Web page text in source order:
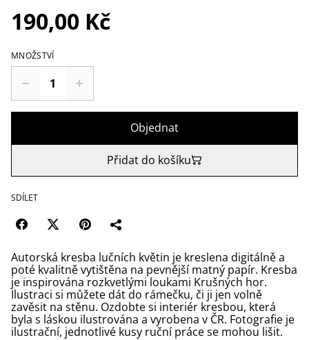
190,00 Kč
MNOŽSTVÍ
Objednat
Přidat do košíku
SDÍLET
Autorská kresba lučních květin je kreslena digitálně a
poté kvalitně vytištěna na pevnější matný papír. Kresba
je inspirována rozkvetlými loukami Krušných hor.
Ilustraci si můžete dát do rámečku, či ji jen volně
zavěsit na stěnu. Ozdobte si interiér kresbou, která
byla s láskou ilustrována a vyrobena v ČR. Fotografie je
ilustrační, jednotlivé kusy ruční práce se mohou lišit.